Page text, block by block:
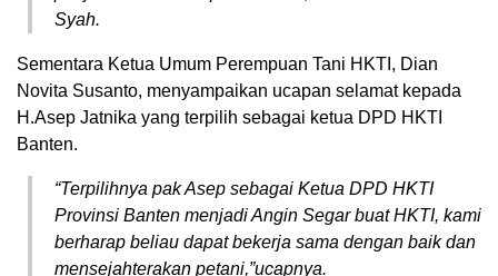
Syah.
Sementara Ketua Umum Perempuan Tani HKTI, Dian
Novita Susanto, menyampaikan ucapan selamat kepada
H.Asep Jatnika yang terpilih sebagai ketua DPD HKTI
Banten.
“Terpilihnya pak Asep sebagai Ketua DPD HKTI
Provinsi Banten menjadi Angin Segar buat HKTI, kami
berharap beliau dapat bekerja sama dengan baik dan
mensejahterakan petani,”ucapnya.